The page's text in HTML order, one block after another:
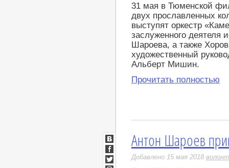
31 мая в Тюменской
двух прославленных
выступят оркестр
заслуженного деятеля
Шароева, а также
художественный
Альберт Мишин.
Прочитать полностью
Антон Шароев
Добавлено 15 мая 2018
ВКонтакте
Facebook